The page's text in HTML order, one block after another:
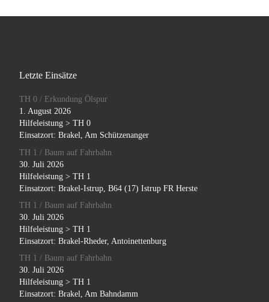
Letzte Einsätze
TH 0 / Erkundung Ölspur
1. August 2026
Hilfeleistung > TH 0
Einsatzort: Brakel, Am Schützenanger
TH 1 / Baum auf Fahrbahn
30. Juli 2026
Hilfeleistung > TH 1
Einsatzort: Brakel-Istrup, B64 (17) Istrup FR Herste
TH 1 / Baum auf Fahrbahn
30. Juli 2026
Hilfeleistung > TH 1
Einsatzort: Brakel-Rheder, Antoinettenburg
TH 1 / Baum auf Fahrbahn
30. Juli 2026
Hilfeleistung > TH 1
Einsatzort: Brakel, Am Bahndamm